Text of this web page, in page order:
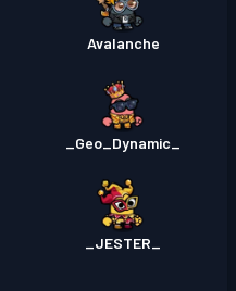
Avalanche
_Geo_Dynamic_
_JESTER_